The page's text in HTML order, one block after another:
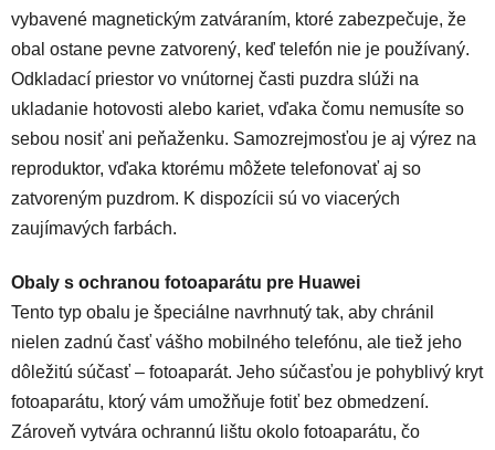
vybavené magnetickým zatváraním, ktoré zabezpečuje, že
obal ostane pevne zatvorený, keď telefón nie je používaný.
Odkladací priestor vo vnútornej časti puzdra slúži na
ukladanie hotovosti alebo kariet, vďaka čomu nemusíte so
sebou nosiť ani peňaženku. Samozrejmosťou je aj výrez na
reproduktor, vďaka ktorému môžete telefonovať aj so
zatvoreným puzdrom. K dispozícii sú vo viacerých
zaujímavých farbách.
Obaly s ochranou fotoaparátu pre Huawei
Tento typ obalu je špeciálne navrhnutý tak, aby chránil
nielen zadnú časť vášho mobilného telefónu, ale tiež jeho
dôležitú súčasť – fotoaparát. Jeho súčasťou je pohyblivý kryt
fotoaparátu, ktorý vám umožňuje fotiť bez obmedzení.
Zároveň vytvára ochrannú lištu okolo fotoaparátu, čo